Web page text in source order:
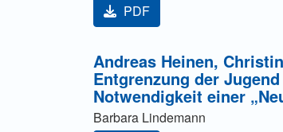
PDF
Andreas Heinen,
Entgrenzung der
Notwendigkeit einer
Barbara Lindemann